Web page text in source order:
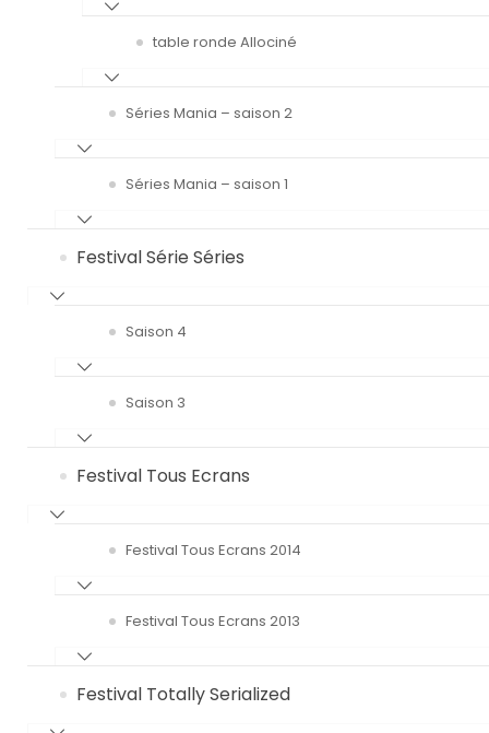
table ronde Allociné
Séries Mania – saison 2
Séries Mania – saison 1
Festival Série Séries
Saison 4
Saison 3
Festival Tous Ecrans
Festival Tous Ecrans 2014
Festival Tous Ecrans 2013
Festival Totally Serialized